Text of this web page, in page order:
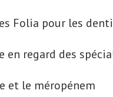
Folia pour les
regard des
et le méropénem